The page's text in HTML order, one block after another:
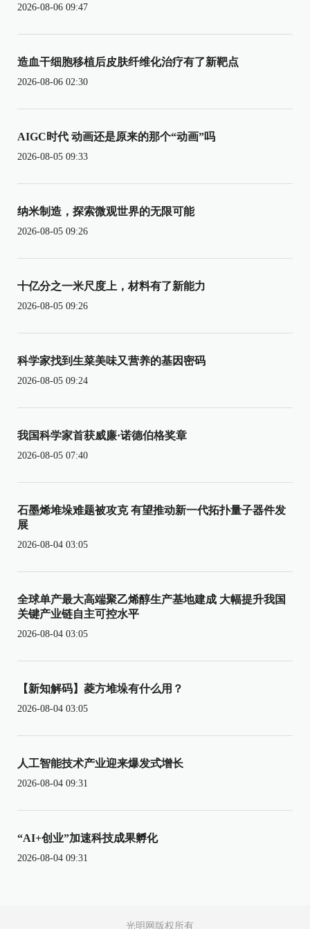
2026-08-06 09:47
造血干细胞移植后皮肤纤维化治疗有了新靶点
2026-08-06 02:30
AIGC时代 动画还是原来的那个“动画”吗
2026-08-05 09:33
纳米制造，探索微观世界的无限可能
2026-08-05 09:26
十亿分之一米尺度上，材料有了新能力
2026-08-05 09:26
科学家找到生菜美味又营养的基因密码
2026-08-05 09:24
我国科学家首获威廉·诺德伯格奖章
2026-08-05 07:40
石墨烯堆垛难题被攻克 有望推动新一代拓扑量子器件发
展
2026-08-04 03:05
全球单产最大高端聚乙烯醇生产基地建成 大幅提升我国
关键产业链自主可控水平
2026-08-04 03:05
【新知解码】菱方堆垛有什么用？
2026-08-04 03:05
人工智能技术产业迎来爆发式增长
2026-08-04 09:31
“AI+创业”加速科技成果孵化
2026-08-04 09:31
光明网版权所有